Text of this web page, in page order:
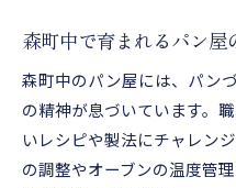
森町中で育まれるパン屋
森町中のパン屋には、パン
の精神が息づいています。
いレシピや製法にチャレン
の調整やオーブンの温度管